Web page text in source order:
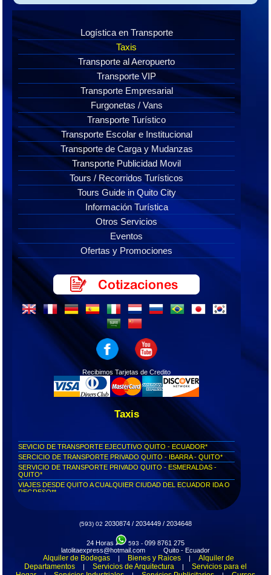
Logística en Transporte
Taxis
Transporte al Aeropuerto
Transporte VIP
Transporte Empresarial
Furgonetas / Vans
Transporte Turístico
Transporte Escolar e Institucional
Transporte de Carga y Mudanzas
Transporte Publicidad Movil
Tours / Recorridos Turísticos
Tours Guide in Quito City
Información Turística
Otros Servicios
Eventos
Ofertas y Promociones
Recibimos Tarjetas de Credito
Taxis
SEVICIO DE TRANSPORTE EJECUTIVO QUITO - ECUADOR*
SERCICIO DE TRANSPORTE PRIVADO QUITO - IBARRA - QUITO*
SERVICIO DE TRANSPORTE PRIVADO QUITO - ESMERALDAS -
QUITO*
VIAJES DESDE QUITO A CUALQUIER CIUDAD DEL ECUADOR IDA O
REGRESO**
Servicio puerta a puerta Quito - Tonsupa...
Servicio puerta a puerta Quito - Esmeraldas...
Servicio puerta a puerta Quito - Ibarra...
Pide tu taxi privado y llega a tiempo a donde necesites...
Transporte VIP Express Quito - Ibarra - Quito...
(593) 02 2030874 / 2034449 / 2034648
24 Horas 593 -099 8761 275
latolitaexpress@hotmail.com Quito - Ecuador
Alquiler de Bodegas | Bienes y Raices |
Alquiler de
Departamentos
| Servicios de Arquitectura |
Servicios para el